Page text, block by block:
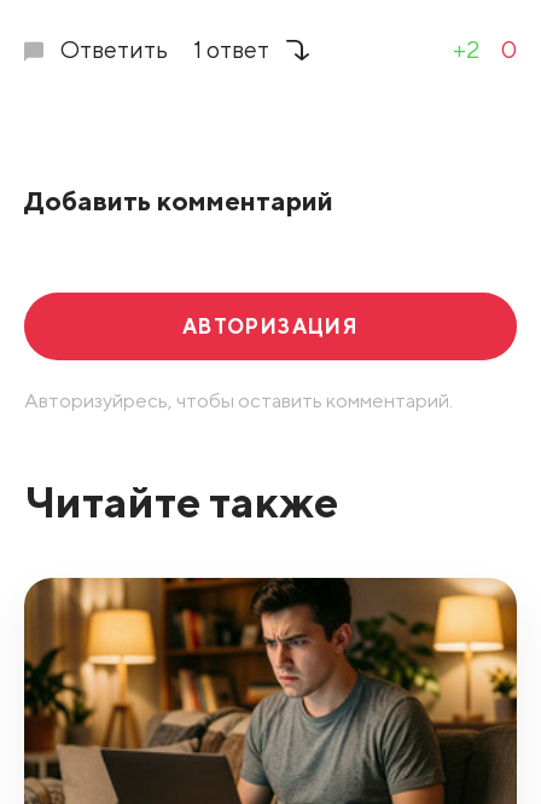
Ответить 1 ответ +2 0
Добавить комментарий
АВТОРИЗАЦИЯ
Авторизуйресь, чтобы оставить комментарий.
Читайте также